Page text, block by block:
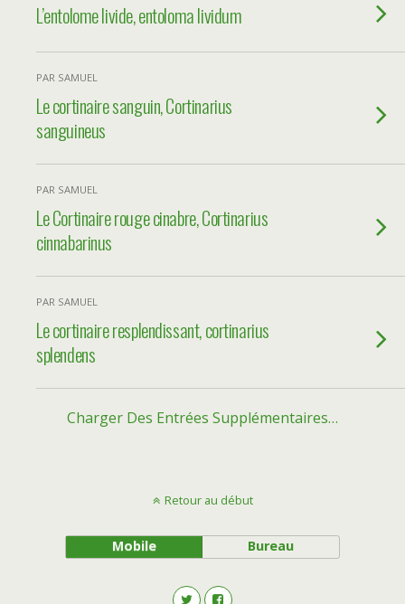
L’entolome livide, entoloma lividum
PAR SAMUEL
Le cortinaire sanguin, Cortinarius
sanguineus
PAR SAMUEL
Le Cortinaire rouge cinabre, Cortinarius
cinnabarinus
PAR SAMUEL
Le cortinaire resplendissant, cortinarius
splendens
Charger Des Entrées Supplémentaires…
Retour au début
Mobile Bureau